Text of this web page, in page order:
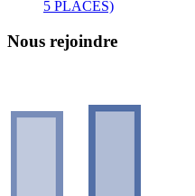
5 PLACES)
Nous rejoindre